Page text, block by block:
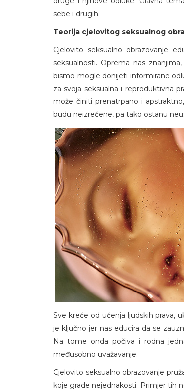
sebe i drugih.
Teorija cjelovitog seksualnog
Cjelovito seksualno obrazovanje
seksualnosti. Oprema nas
bismo mogle donijeti informirane
za svoja seksualna i reproduktivna
može činiti prenatrpano i
budu neizrečene, pa tako ostanu
Sve kreće od učenja ljudskih prava,
je ključno jer nas educira da se
Na tome onda počiva i rodna
međusobno uvažavanje.
Cjelovito seksualno obrazovanje
koje grade nejednakosti. Primjer tih